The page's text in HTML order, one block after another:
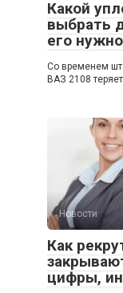
Какой
выбрать
его нужно
Со временем
ВАЗ 2108
Новости
Как
цифры,